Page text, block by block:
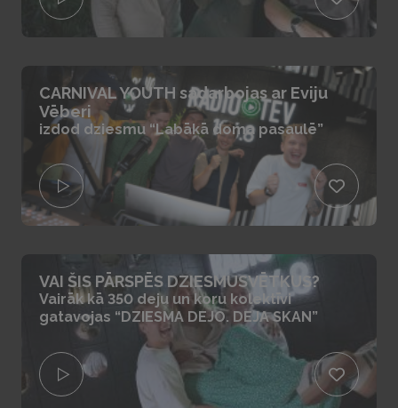
CARNIVAL YOUTH sadarbojas ar Eviju
Vēberi
izdod dziesmu “Labākā doma pasaulē”
VAI ŠIS PĀRSPĒS DZIESMUSVĒTKUS?
Vairāk kā 350 deju un koru kolektīvi
gatavojas “DZIESMA DEJO. DEJA SKAN”